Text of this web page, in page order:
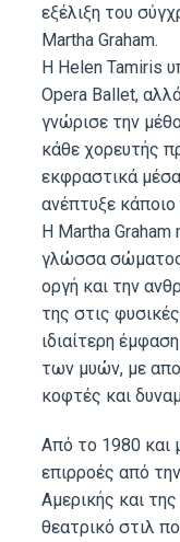
εξέλιξη του
Martha Graham.
Η Helen Tamiris
Opera Ballet,
γνώρισε την
κάθε χορευτής
εκφραστικά
ανέπτυξε
Η Martha Graham
γλώσσα σώματος
οργή και την
της στις
ιδιαίτερη
των μυών, με
κοφτές και
Από το 1980 και
επιρροές από
Αμερικής και
θεατρικό στιλ